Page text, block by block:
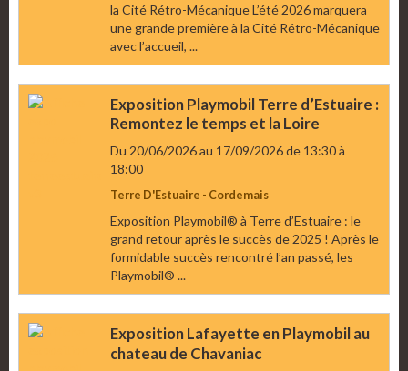
la Cité Rétro-Mécanique L’été 2026 marquera
une grande première à la Cité Rétro-Mécanique
avec l’accueil, ...
Exposition Playmobil Terre d’Estuaire :
Remontez le temps et la Loire
Du 20/06/2026au 17/09/2026de 13:30à
18:00
Terre D'Estuaire - Cordemais
Exposition Playmobil® à Terre d’Estuaire : le
grand retour après le succès de 2025 ! Après le
formidable succès rencontré l’an passé, les
Playmobil® ...
Exposition Lafayette en Playmobil au
chateau de Chavaniac